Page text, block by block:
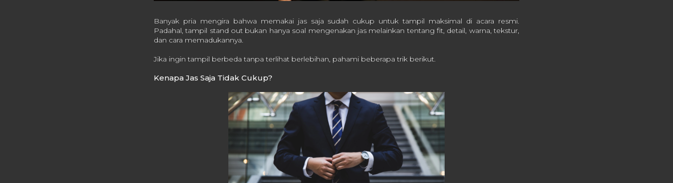
Banyak pria mengira bahwa memakai jas saja sudah cukup untuk tampil maksimal di acara resmi.
Padahal, tampil stand out bukan hanya soal mengenakan jas melainkan tentang fit, detail, warna, tekstur,
dan cara memadukannya.
Jika ingin tampil berbeda tanpa terlihat berlebihan, pahami beberapa trik berikut.
Kenapa Jas Saja Tidak Cukup?